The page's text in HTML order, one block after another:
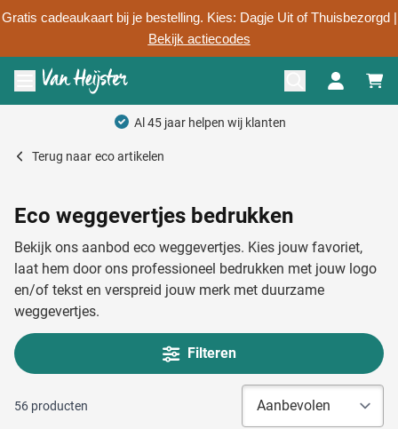
Gratis cadeaukaart bij je bestelling. Kies: Dagje Uit of Thuisbezorgd |
Bekijk actiecodes
Ga naar de inhoud
Menu openen
Persoonlijk advies
Terug naar eco artikelen
Eco weggevertjes bedrukken
Bekijk ons aanbod eco weggevertjes. Kies jouw favoriet,
laat hem door ons professioneel bedrukken met jouw logo
en/of tekst en verspreid jouw merk met duurzame
weggevertjes.
Filteren
56 producten